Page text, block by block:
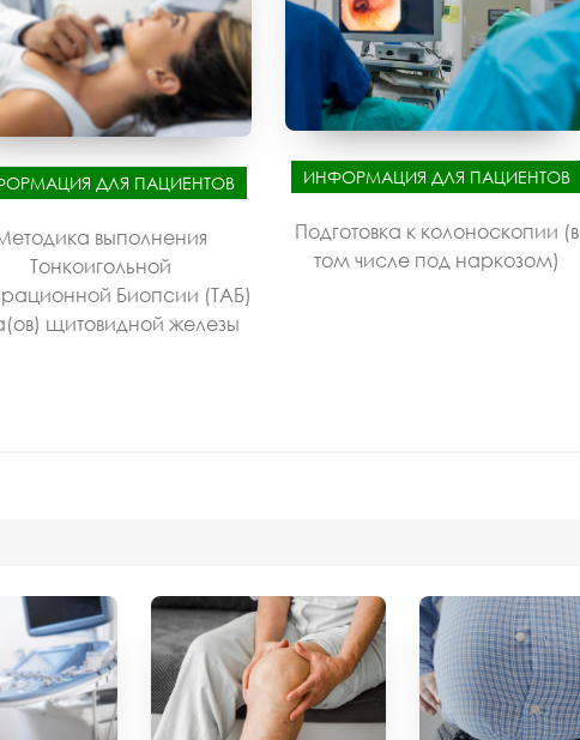
ДЛЯ ПАЦИЕНТОВ
выполнения
Тонкоигольной
Биопсии (ТАБ)
щитовидной железы
ИНФОРМАЦИЯ ДЛЯ ПАЦИЕНТОВ
Подготовка к колоноскопии (в
том числе под наркозом)